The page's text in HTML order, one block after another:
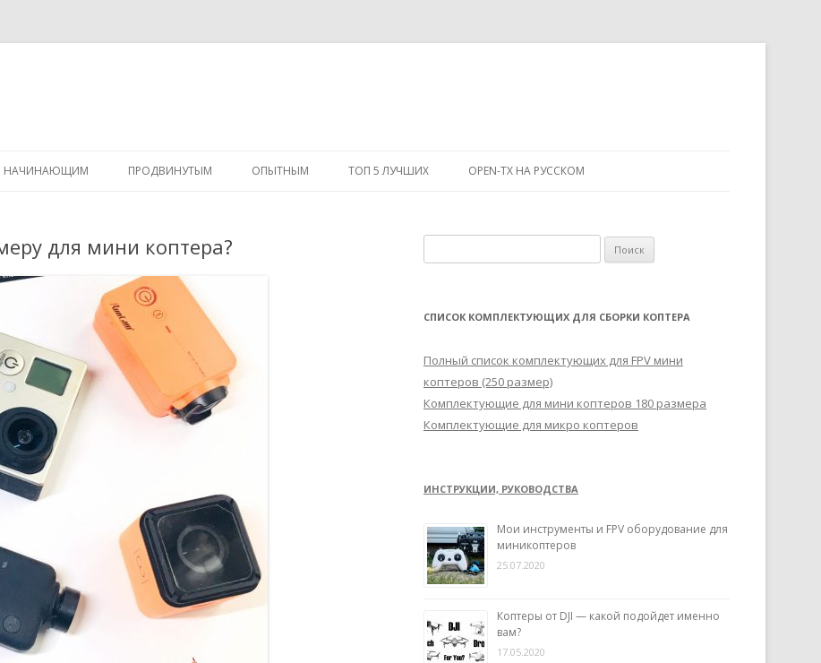
НАЧИНАЮЩИМ ПРОДВИНУТЫМ ОПЫТНЫМ ТОП 5 ЛУЧШИХ OPEN-TX НА РУССКОМ
для мини коптера?
а
т
:
СПИСОК КОМПЛЕКТУЮЩИХ ДЛЯ СБОРКИ КОПТЕРА
Полный список комплектующих для FPV мини
коптеров (250 размер)
Комплектующие для мини коптеров 180 размера
Комплектующие для микро коптеров
ИНСТРУКЦИИ, РУКОВОДСТВА
Мои инструменты и FPV оборудование для
миникоптеров
25.07.2020
Коптеры от DJI — какой подойдет именно
вам?
17.05.2020